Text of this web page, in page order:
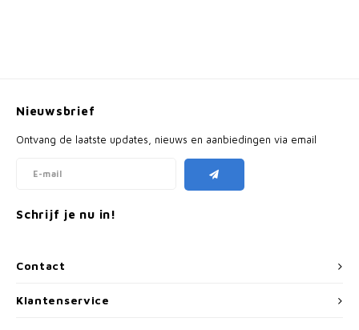
Contact
Nieuwsbrief
Ontvang de laatste updates, nieuws en aanbiedingen via email
Schrijf je nu in!
Klantenservice